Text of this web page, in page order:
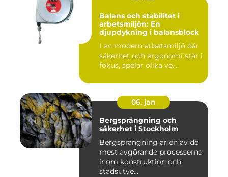
Balans och stabilitet i
arbetsmiljön: En
djupdykning i balansblock
I en modern arbetsmiljö där
säkerhet och ergonomi står i
fokus, spelar olika ve...
06. jan
Bergsprängning och
säkerhet i Stockholm
Bergsprängning är en av de
mest avgörande processerna
inom konstruktion och
stadsutve...